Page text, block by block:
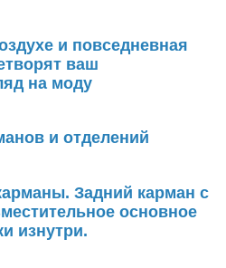
и повседневная
ваш
на моду
и отделений
Задний карман с
основное
изнутри.